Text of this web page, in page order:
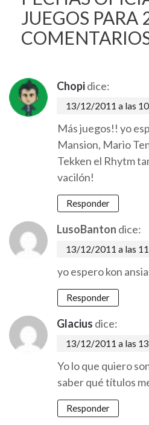
JUEGOS PARA
Chopidice:
13/12/2011 a las
Más juegos!! yo
Mansion, Mario
Tekken el Rhytm
vacilón!
Responder
LusoBanton dice:
13/12/2011 a las
yo espero kon
Responder
Glacius dice:
13/12/2011 a las
Yo lo que quiero
saber qué títulos
Responder